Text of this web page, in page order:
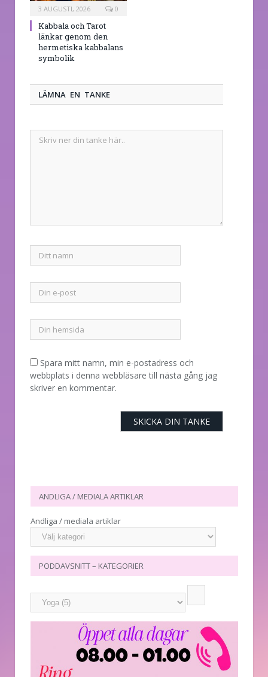
3 AUGUSTI, 2026 0
Kabbala och Tarot
länkar genom den
hermetiska kabbalans
symbolik
LÄMNA EN TANKE
Spara mitt namn, min e-postadress och
webbplats i denna webbläsare till nästa gång jag
skriver en kommentar.
ANDLIGA / MEDIALA ARTIKLAR
Andliga / mediala artiklar
PODDAVSNITT – KATEGORIER